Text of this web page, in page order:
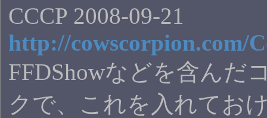
CCCP 2008-09-21
http://cowscorpion.com/
FFDShowなどを含んだ
クで、これを入れてお